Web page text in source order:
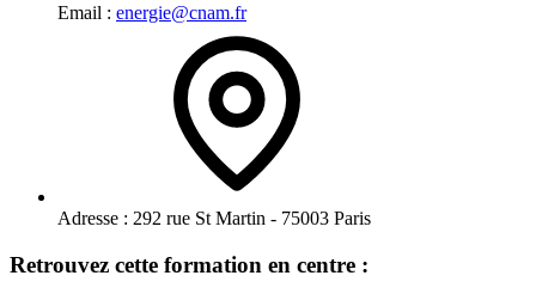
Email : energie@cnam.fr
Adresse : 292 rue St Martin - 75003 Paris
Retrouvez cette formation en centre :